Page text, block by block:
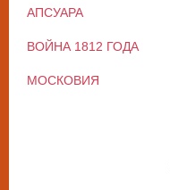
АПСУАРА
ВОЙНА 1812 ГОДА
МОСКОВИЯ